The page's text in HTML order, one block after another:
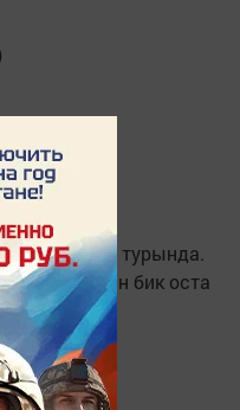
мәхәббәт турында.
мотивларын бик оста
куллана.